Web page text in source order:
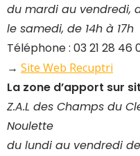
du mardi au vendredi,
le samedi, de 14h à 17h
Téléphone : 03 21 28 46
→ Site Web Recuptri
La zone d’apport sur
Z.A.L des Champs du
Noulette
du lundi au vendredi